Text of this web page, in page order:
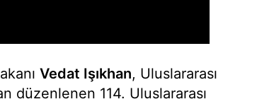
Vedat Işıkhan, Uluslararası
düzenlenen 114. Uluslararası